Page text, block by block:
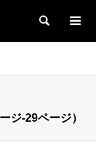
検索
ジ-29ページ）